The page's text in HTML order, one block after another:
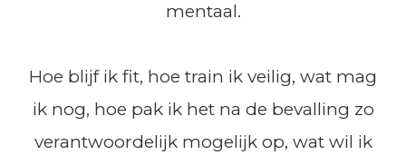
mentaal.
Hoe blijf ik fit, hoe train ik veilig, wat mag
ik nog, hoe pak ik het na de bevalling zo
verantwoordelijk mogelijk op, wat wil ik